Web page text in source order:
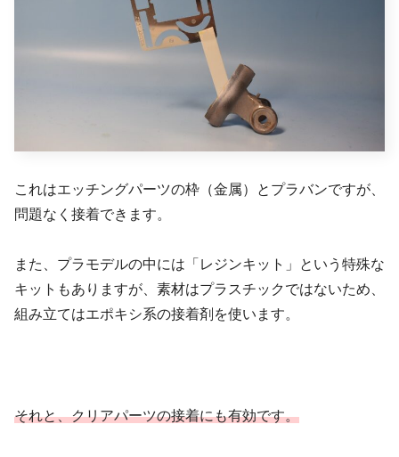
これはエッチングパーツの枠（金属）とプラバンですが、
問題なく接着できます。
また、プラモデルの中には「レジンキット」という特殊な
キットもありますが、素材はプラスチックではないため、
組み立てはエポキシ系の接着剤を使います。
それと、クリアパーツの接着にも有効です。